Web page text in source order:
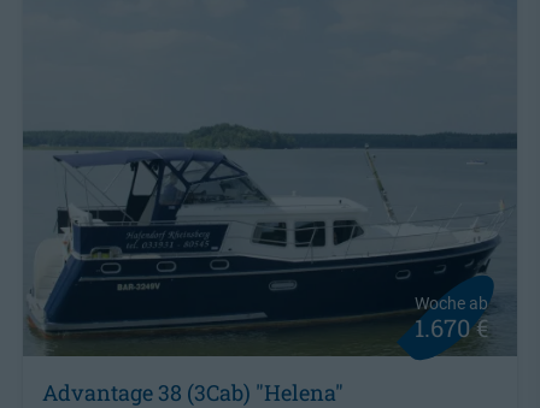
Advantage 38 (3Cab) "Helena"
Woche ab
1.670 €